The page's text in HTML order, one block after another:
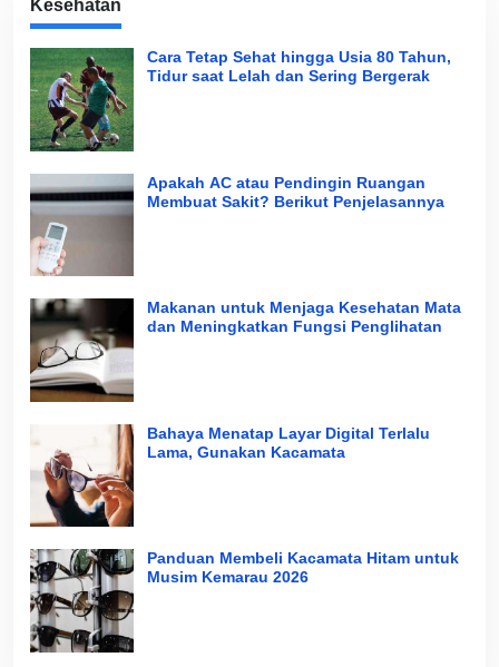
Kesehatan
Cara Tetap Sehat hingga Usia 80 Tahun,
Tidur saat Lelah dan Sering Bergerak
Apakah AC atau Pendingin Ruangan
Membuat Sakit? Berikut Penjelasannya
Makanan untuk Menjaga Kesehatan Mata
dan Meningkatkan Fungsi Penglihatan
Bahaya Menatap Layar Digital Terlalu
Lama, Gunakan Kacamata
Panduan Membeli Kacamata Hitam untuk
Musim Kemarau 2026